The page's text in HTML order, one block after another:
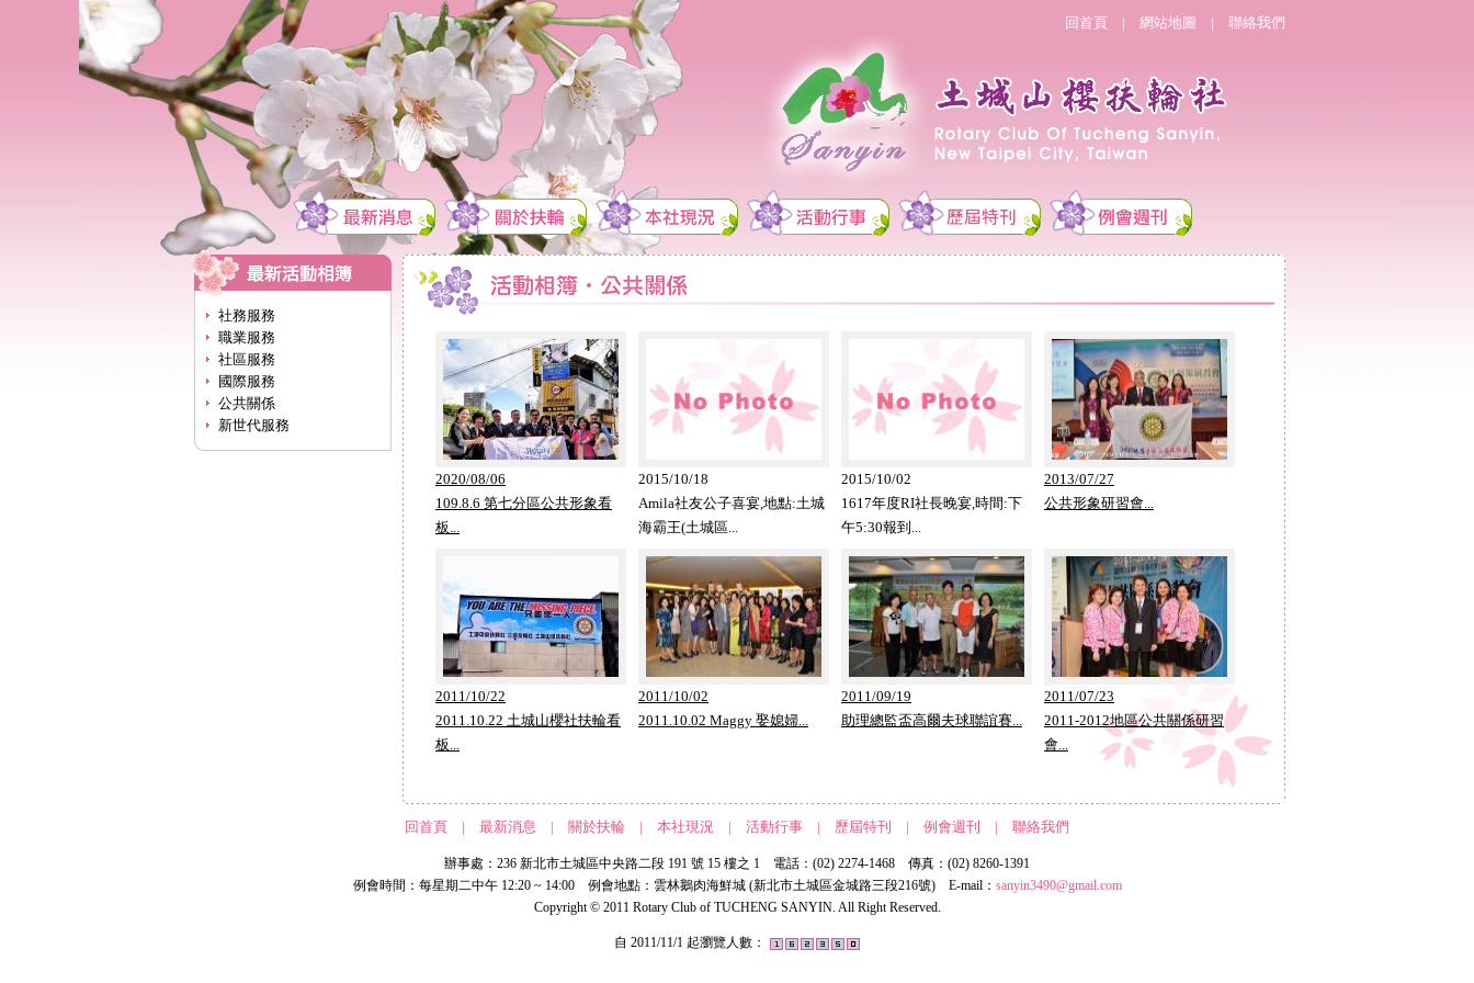
回首頁 | 網站地圖 | 聯絡我們
社務服務
職業服務
社區服務
國際服務
公共關係
新世代服務
2020/08/06
109.8.6 第七分區公共形象看
板...
2015/10/18
Amila社友公子喜宴,地點:土城
海霸王(土城區...
2015/10/02
1617年度RI社長晚宴,時間:下
午5:30報到...
2013/07/27
公共形象研習會...
2011/10/22
2011.10.22 土城山櫻社扶輪看
板...
2011/10/02
2011.10.02 Maggy 娶媳婦...
2011/09/19
助理總監盃高爾夫球聯誼賽...
2011/07/23
2011-2012地區公共關係研習
會...
回首頁 | 最新消息 | 關於扶輪 | 本社現況 | 活動行事 | 歷屆特刊 | 例會週刊 | 聯絡我們
辦事處：236 新北市土城區中央路二段 191 號 15 樓之 1 電話：(02) 2274-1468 傳真：(02) 8260-1391
例會時間：每星期二中午 12:20 ~ 14:00 例會地點：雲林鵝肉海鮮城 (新北市土城區金城路三段216號) E-mail： sanyin3490@gmail.com
Copyright © 2011 Rotary Club of TUCHENG SANYIN. All Right Reserved.
自 2011/11/1 起瀏覽人數：